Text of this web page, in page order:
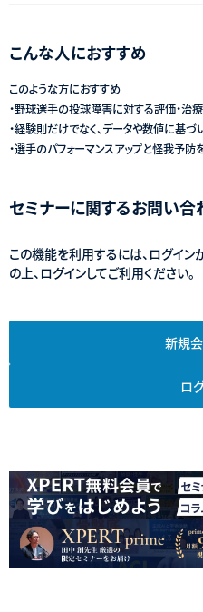
こんな人におすすめ
このような方におすすめ
・野球選手の投球障害に対する評価・治
・経験則だけでなく、データや数値に基
・選手のパフォーマンスアップと怪我予
セミナーに関するお問い合
この機能を利用するには、ログイ
の上、ログインしてご利用ください。
新規
ロ